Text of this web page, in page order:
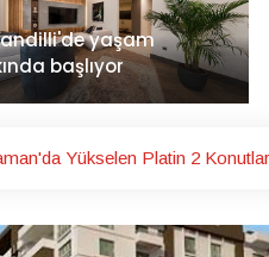
ilk yüksek hızlı
projesine Kalyon
imzası
Yükselen Platin 2